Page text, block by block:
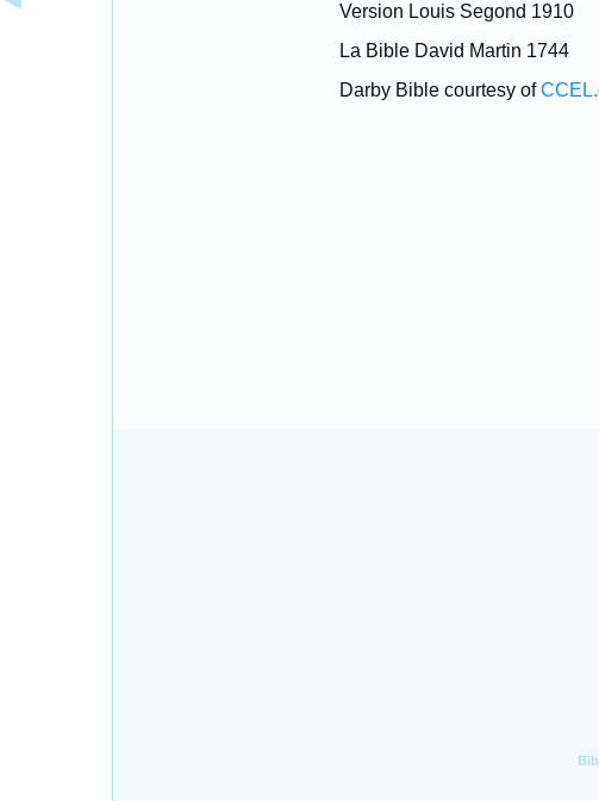
Version Louis Segond 1910
La Bible David Martin 1744
Darby Bible courtesy of